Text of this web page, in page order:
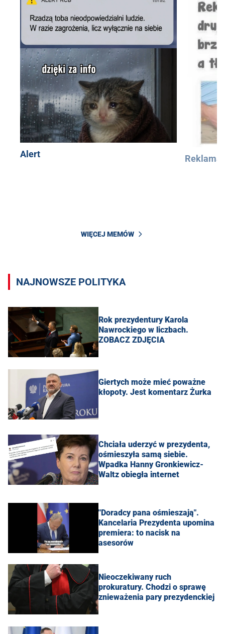
Alert Reklama
WIĘCEJ MEMÓW
NAJNOWSZE POLITYKA
Rok prezydentury Karola
Nawrockiego w liczbach.
ZOBACZ ZDJĘCIA
Giertych może mieć poważne
kłopoty. Jest komentarz Żurka
Chciała uderzyć w prezydenta,
ośmieszyła samą siebie.
Wpadka Hanny Gronkiewicz-
Waltz obiegła internet
"Doradcy pana ośmieszają".
Kancelaria Prezydenta upomina
premiera: to nacisk na
asesorów
Nieoczekiwany ruch
prokuratury. Chodzi o sprawę
znieważenia pary prezydenckiej